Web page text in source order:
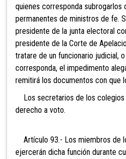
quienes corresponda subrogarlos
permanentes de ministros de fe.
presidente de la junta electoral
presidente de la Corte de
tratare de un funcionario judicial,
corresponda, el impedimento
remitirá los documentos con que
Los secretarios de los colegios
derecho a voto.
Artículo 93.- Los miembros de
ejercerán dicha función durante